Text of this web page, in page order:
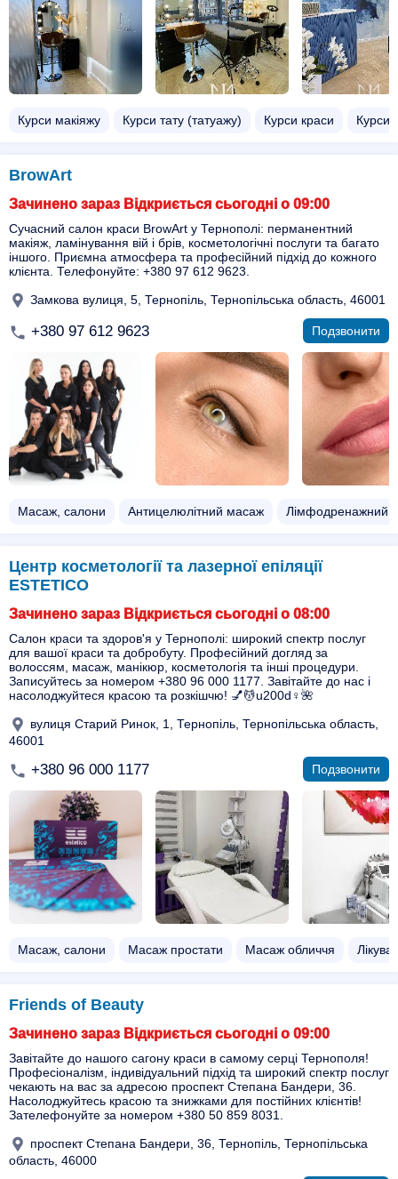
Курси макіяжу Курси тату (татуажу) Курси краси Курси
BrowArt
Зачинено зараз Відкриється сьогодні о 09:00
Сучасний салон краси BrowArt у Тернополі: перманентний
макіяж, ламінування вій і брів, косметологічні послуги та багато
іншого. Приємна атмосфера та професійний підхід до кожного
клієнта. Телефонуйте: +380 97 612 9623.
Замкова вулиця, 5, Тернопіль, Тернопільська область, 46001
+380 97 612 9623 Подзвонити
Масаж, салони Антицелюлітний масаж Лімфодренажний
Центр косметології та лазерної епіляції
ESTETICO
Зачинено зараз Відкриється сьогодні о 08:00
Салон краси та здоров'я у Тернополі: широкий спектр послуг
для вашої краси та добробуту. Професійний догляд за
волоссям, масаж, манікюр, косметологія та інші процедури.
Записуйтесь за номером +380 96 000 1177. Завітайте до нас і
насолоджуйтеся красою та розкішчю! 💅💆u200d♀️🌺
вулиця Старий Ринок, 1, Тернопіль, Тернопільська область,
46001
+380 96 000 1177 Подзвонити
Масаж, салони Масаж простати Масаж обличчя
Friends of Beauty
Зачинено зараз Відкриється сьогодні о 09:00
Завітайте до нашого сагону краси в самому серці Тернополя!
Професіоналізм, індивідуальний підхід та широкий спектр послуг
чекають на вас за адресою проспект Степана Бандери, 36.
Насолоджуйтесь красою та знижками для постійних клієнтів!
Зателефонуйте за номером +380 50 859 8031.
проспект Степана Бандери, 36, Тернопіль, Тернопільська
область, 46000